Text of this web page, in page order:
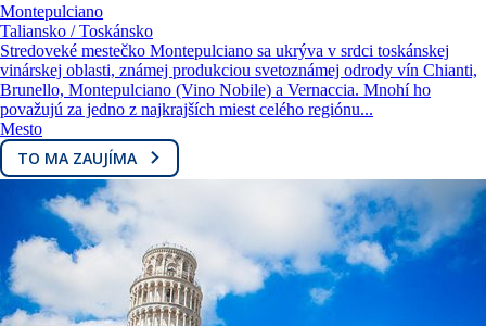
Montepulciano
Taliansko / Toskánsko
Stredoveké mestečko Montepulciano sa ukrýva v srdci toskánskej
vinárskej oblasti, známej produkciou svetoznámej odrody vín Chianti,
Brunello, Montepulciano (Vino Nobile) a Vernaccia. Mnohí ho
považujú za jedno z najkrajších miest celého regiónu...
Mesto
TO MA ZAUJÍMA